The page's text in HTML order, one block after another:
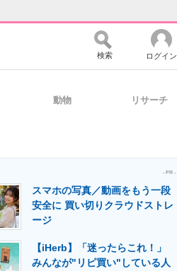
マーケ×ITの今がよく分かる
検索 ログイン
動物 リサーチ
- PR -
スマホの写真／動画をもう一段
安全に 買い切りクラウドストレ
ージ
【iHerb】「迷ったらこれ！」
みんなが"リピ買い"している人